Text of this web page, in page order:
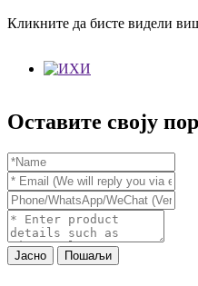
Кликните да бисте видели
Оставите своју
Јасно Пошаљи